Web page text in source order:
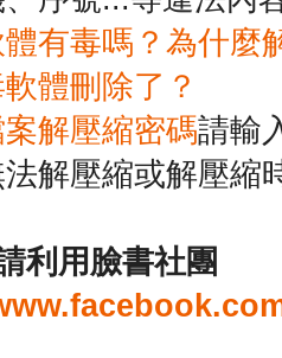
有毒嗎？為什麼
體刪除了？
解壓縮密碼請輸
解壓縮或解壓縮
利用臉書社團